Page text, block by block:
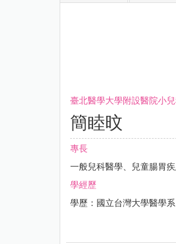
臺北醫學大學附設醫院小
簡睦旼
專長
一般兒科醫學、兒童腸胃
學經歷
學歷：國立台灣大學醫學